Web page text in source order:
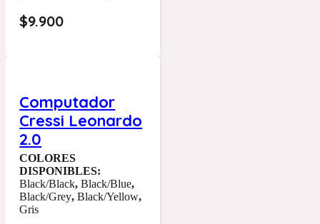
$9.900
Computador
Cressi Leonardo
2.0
COLORES
DISPONIBLES:
Black/Black,Black/Blue,
Black/Grey,Black/Yellow,
Gris